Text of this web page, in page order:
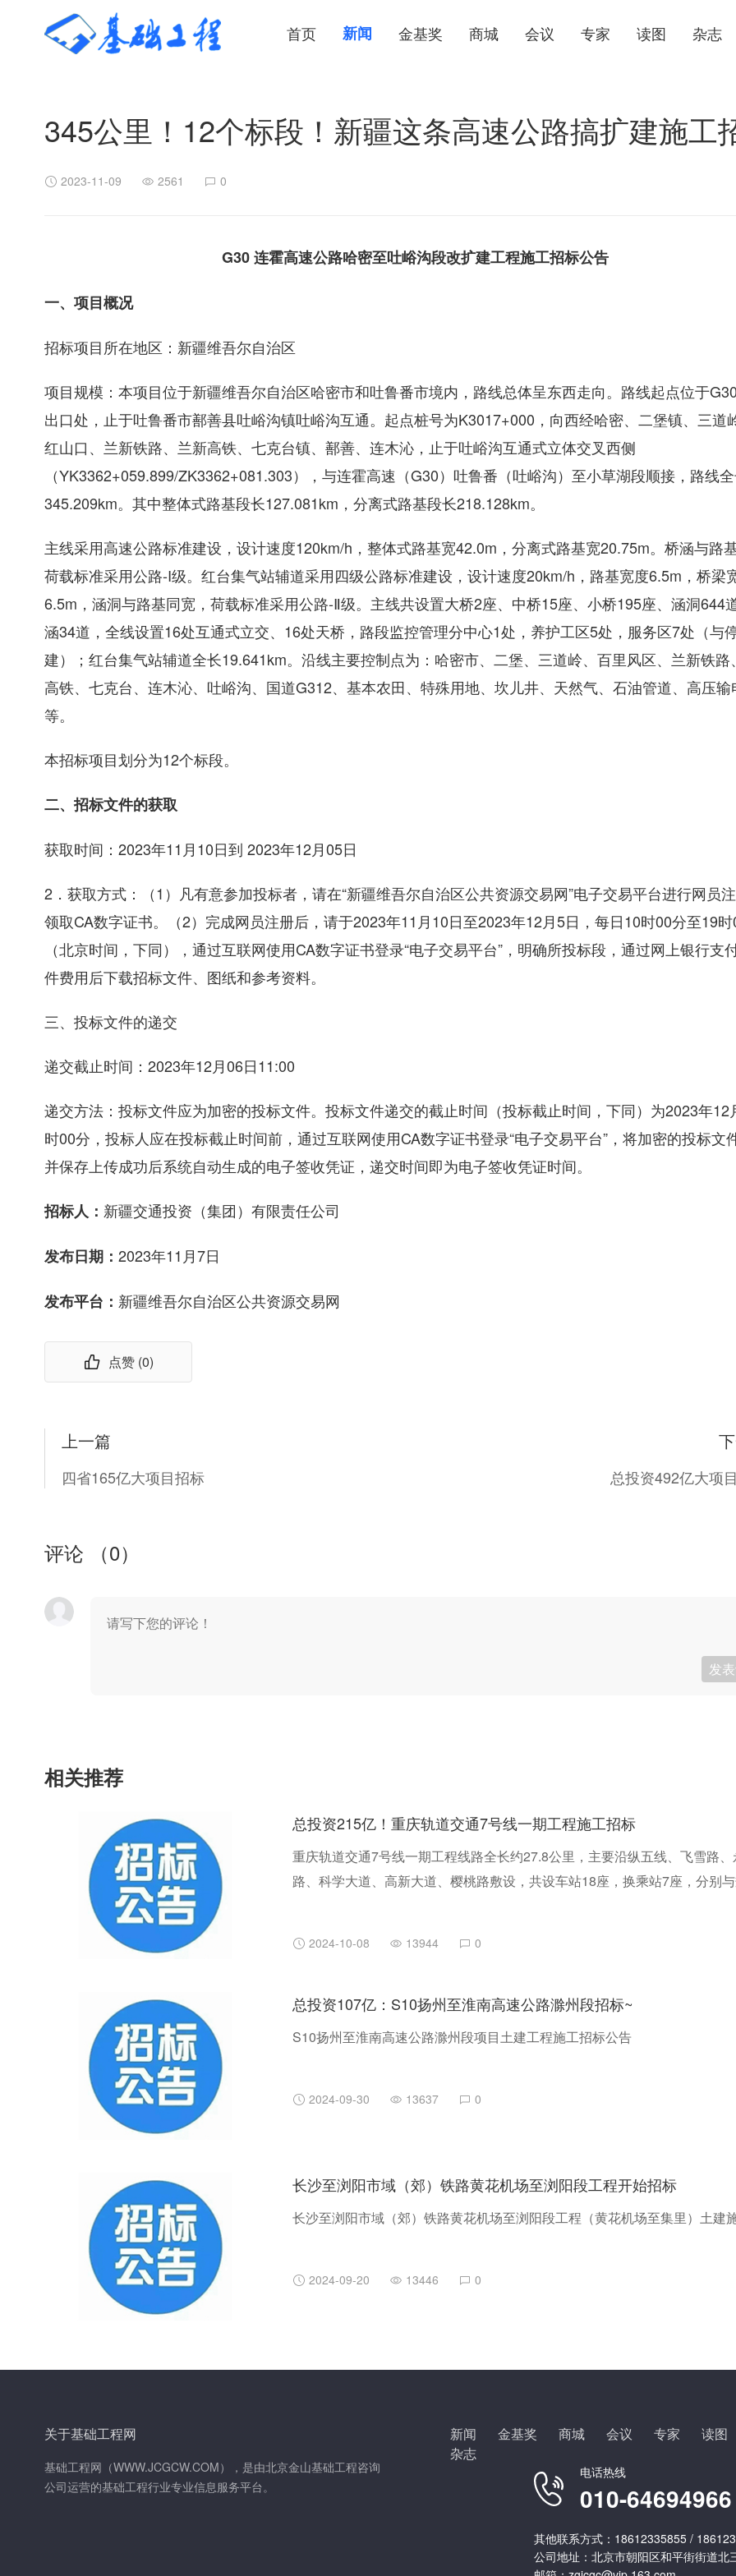
首页 新闻 金基奖 商城 会议 专家 读图 杂志
345公里！12个标段！新疆这条高速公路搞扩建施工
2023-11-09 2561 0
G30 连霍高速公路哈密至吐峪沟段改扩建工程施工招标公告
一、项目概况
招标项目所在地区：新疆维吾尔自治区
项目规模：本项目位于新疆维吾尔自治区哈密市和吐鲁番市境内，路线总体呈东西走向。路线起点位于
出口处，止于吐鲁番市鄯善县吐峪沟镇吐峪沟互通。起点桩号为K3017+000，向西经哈密、二堡镇、三道岭
红山口、兰新铁路、兰新高铁、七克台镇、鄯善、连木沁，止于吐峪沟互通式立体交叉西侧
（YK3362+059.899/ZK3362+081.303），与连霍高速（G30）吐鲁番（吐峪沟）至小草湖段顺接，路线
345.209km。其中整体式路基段长127.081km，分离式路基段长218.128km。
主线采用高速公路标准建设，设计速度120km/h，整体式路基宽42.0m，分离式路基宽20.75m。桥涵与路
荷载标准采用公路-I级。红台集气站辅道采用四级公路标准建设，设计速度20km/h，路基宽度6.5m，桥梁
6.5m，涵洞与路基同宽，荷载标准采用公路-Ⅱ级。主线共设置大桥2座、中桥15座、小桥195座、涵洞644
涵34道，全线设置16处互通式立交、16处天桥，路段监控管理分中心1处，养护工区5处，服务区7处（与
建）；红台集气站辅道全长19.641km。沿线主要控制点为：哈密市、二堡、三道岭、百里风区、兰新铁路
高铁、七克台、连木沁、吐峪沟、国道G312、基本农田、特殊用地、坎儿井、天然气、石油管道、高压输
等。
本招标项目划分为12个标段。
二、招标文件的获取
获取时间：2023年11月10日到 2023年12月05日
2．获取方式：（1）凡有意参加投标者，请在“新疆维吾尔自治区公共资源交易网”电子交易平台进行网员
领取CA数字证书。（2）完成网员注册后，请于2023年11月10日至2023年12月5日，每日10时00分至19
（北京时间，下同），通过互联网使用CA数字证书登录“电子交易平台”，明确所投标段，通过网上银行支
件费用后下载招标文件、图纸和参考资料。
三、投标文件的递交
递交截止时间：2023年12月06日11:00
递交方法：投标文件应为加密的投标文件。投标文件递交的截止时间（投标截止时间，下同）为2023年12
时00分，投标人应在投标截止时间前，通过互联网使用CA数字证书登录“电子交易平台”，将加密的投标文
并保存上传成功后系统自动生成的电子签收凭证，递交时间即为电子签收凭证时间。
招标人： 新疆交通投资（集团）有限责任公司
发布日期： 2023年11月7日
发布平台： 新疆维吾尔自治区公共资源交易网
点赞 (0)
上一篇
四省165亿大项目招标 总投资492亿大项
评论 （0）
发
相关推荐
总投资215亿！重庆轨道交通7号线一期工程施工招标
重庆轨道交通7号线一期工程线路全长约27.8公里，主要沿纵五线、飞雪路、
路、科学大道、高新大道、樱桃路敷设，共设车站18座，换乘站7座，分别
2024-10-08 13944 0
总投资107亿：S10扬州至淮南高速公路滁州段招标~
S10扬州至淮南高速公路滁州段项目土建工程施工招标公告
2024-09-30 13637 0
长沙至浏阳市域（郊）铁路黄花机场至浏阳段工程开始招标
长沙至浏阳市域（郊）铁路黄花机场至浏阳段工程（黄花机场至集里）土建
2024-09-20 13446 0
关于基础工程网
基础工程网（WWW.JCGCW.COM），是由北京金山基础工程咨询
公司运营的基础工程行业专业信息服务平台。
新闻 金基奖 商城 会议 专家
读图
杂志
电话热线
010-64694966
其他联系方式：18612335855 /
公司地址：北京市朝阳区和平街街道